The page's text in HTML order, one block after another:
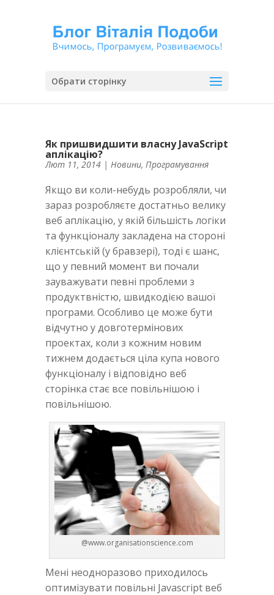
Обрати сторінку
Як пришвидшити власну JavaScript
аплікацію?
Лют 11, 2014 | Новини, Програмування
Якщо ви коли-небудь розробляли, чи
зараз розробляєте достатньо велику
веб аплікацію, у якій більшість логіки
та функціоналу закладена на стороні
клієнтській (у бравзері), тоді є шанс,
що у певний момент ви почали
зауважувати певні проблеми з
продуктвністю, швидкодією вашої
програми. Особливо це може бути
відчутно у довготермінових
проектах, коли з кожним новим
тижнем додається ціла купа нового
функціоналу і відповідно веб
сторінка стає все повільнішою і
повільнішою.
@www.organisationscience.com
Мені неодноразово приходилось
оптимізувати повільні Javascript веб